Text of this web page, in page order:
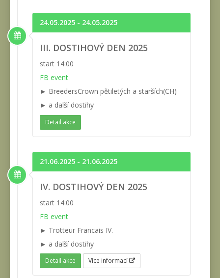
24.05.2025 - 24.05.2025
III. DOSTIHOVÝ DEN 2025
start 14:00
FB event
► BreedersCrown pětiletých a starších(CH)
► a další dostihy
Detail akce
21.06.2025 - 21.06.2025
IV. DOSTIHOVÝ DEN 2025
start 14:00
FB event
► Trotteur Francais IV.
► a další dostihy
Detail akce Více informací